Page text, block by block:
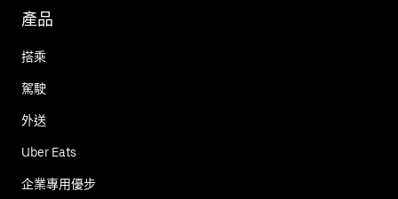
產品
搭乘
駕駛
外送
Uber Eats
企業專用優步